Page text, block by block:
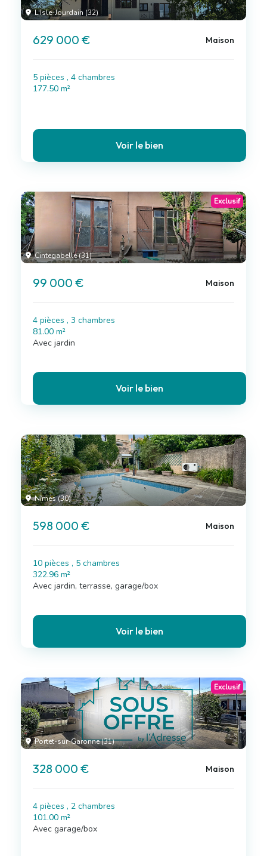
L'Isle-Jourdain (32)
629 000 € Maison
5 pièces , 4 chambres
177.50 m²
Voir le bien
Cintegabelle (31)
Exclusif
99 000 € Maison
4 pièces , 3 chambres
81.00 m²
Avec jardin
Voir le bien
Nîmes (30)
598 000 € Maison
10 pièces , 5 chambres
322.96 m²
Avec jardin, terrasse, garage/box
Voir le bien
Portet-sur-Garonne (31)
Exclusif
328 000 € Maison
4 pièces , 2 chambres
101.00 m²
Avec garage/box